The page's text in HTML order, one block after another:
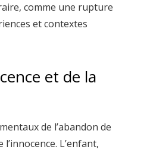
comme une rupture
et contextes
et de la
de l’abandon de
L’enfant,